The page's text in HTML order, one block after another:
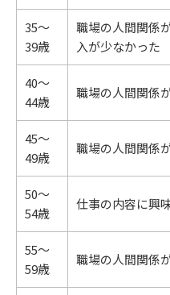
35～
39歳
職場の人間関係
入が少なかった
40～
44歳
職場の人間関係
45～
49歳
職場の人間関係
50～
54歳
仕事の内容に興
55～
59歳
職場の人間関係